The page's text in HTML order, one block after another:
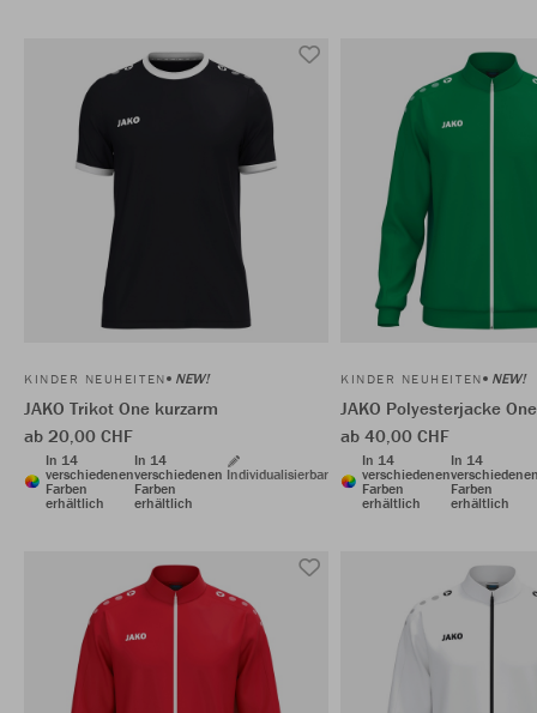
KINDER NEUHEITEN NEW!
JAKO Trikot One kurzarm
ab 20,00 CHF
In 14
verschiedenen
Farben
erhältlich
In 14
verschiedenen
Farben
erhältlich
Individualisierbar
KINDER NEUHEITEN NEW!
JAKO Polyesterjacke One
ab 40,00 CHF
In 14
verschiedenen
Farben
erhältlich
In 14
Farben
erhältlich